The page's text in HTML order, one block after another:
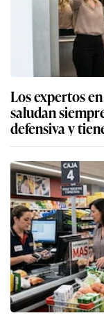
Los expertos
saludan
defensiva y